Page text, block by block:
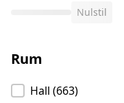
Nulstil
Rum
RumHall (663)